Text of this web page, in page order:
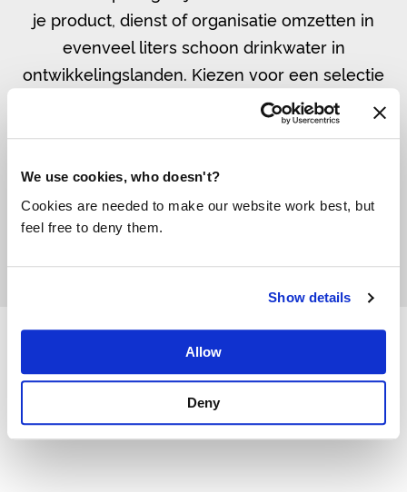
We use cookies, who doesn't?
Cookies are needed to make our website work best, but
feel free to deny them.
Show details
Allow
Deny
je product, dienst of organisatie omzetten in
evenveel liters schoon drinkwater in
ontwikkelingslanden. Kiezen voor een selectie
van klanten of nog meer liters realiseren mag
natuurlijk ook. Transparantie staat voorop en wij
Alles over dit programma
Meer ambassadeurs van dit programma: